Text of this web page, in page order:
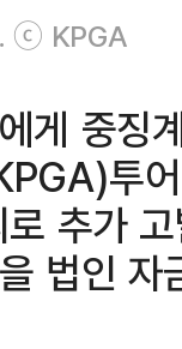
. ⓒ KPGA
게 중징
투
추가
법인